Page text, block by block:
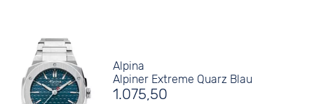
Alpina
Alpiner Extreme Quarz Blau
1.075,50